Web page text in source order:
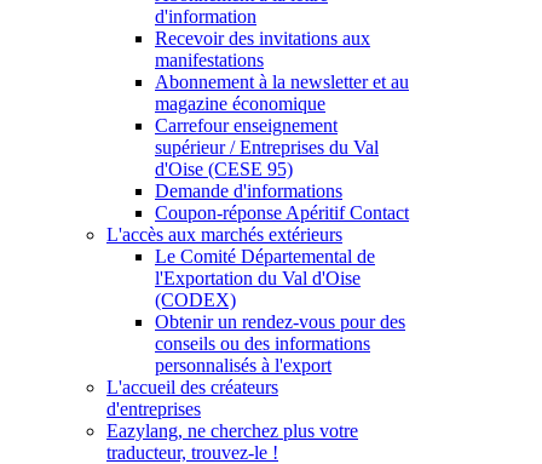
d'information
Recevoir des invitations aux
manifestations
Abonnement à la newsletter et au
magazine économique
Carrefour enseignement
supérieur / Entreprises du Val
d'Oise (CESE 95)
Demande d'informations
Coupon-réponse Apéritif Contact
L'accès aux marchés extérieurs
Le Comité Départemental de
l'Exportation du Val d'Oise
(CODEX)
Obtenir un rendez-vous pour des
conseils ou des informations
personnalisés à l'export
L'accueil des créateurs
d'entreprises
Eazylang, ne cherchez plus votre
traducteur, trouvez-le !